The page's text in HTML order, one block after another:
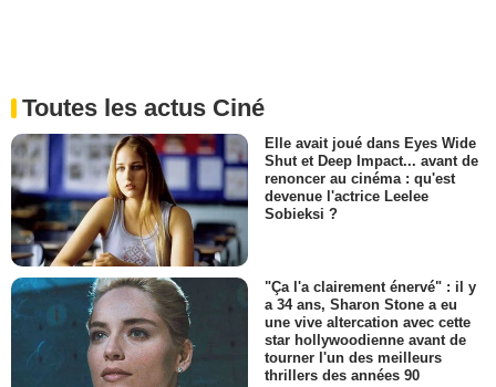
Toutes les actus Ciné
Elle avait joué dans Eyes Wide
Shut et Deep Impact... avant de
renoncer au cinéma : qu'est
devenue l'actrice Leelee
Sobieksi ?
"Ça l'a clairement énervé" : il y
a 34 ans, Sharon Stone a eu
une vive altercation avec cette
star hollywoodienne avant de
tourner l'un des meilleurs
thrillers des années 90